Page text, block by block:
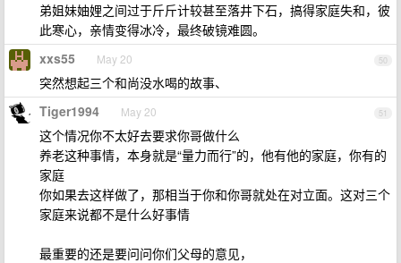
弟姐妹妯娌之间过于斤斤计较甚至落井下石，搞得家庭失和，彼
此寒心，亲情变得冰冷，最终破镜难圆。
50
xxs55 May 20
突然想起三个和尚没水喝的故事、
51
Tiger1994 May 20
这个情况你不太好去要求你哥做什么
养老这种事情，本身就是“量力而行”的，他有他的家庭，你有的
家庭
你如果去这样做了，那相当于你和你哥就处在对立面。这对三个
家庭来说都不是什么好事情
最重要的还是要问问你们父母的意见，